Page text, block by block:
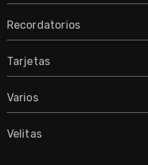
Recordatorios
Tarjetas
Varios
Velitas